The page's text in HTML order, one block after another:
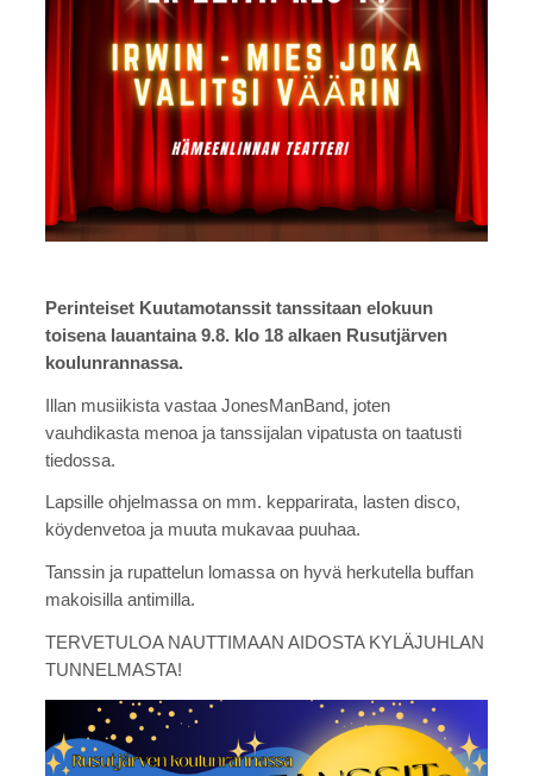
Perinteiset Kuutamotanssit tanssitaan elokuun
toisena lauantaina 9.8. klo 18 alkaen Rusutjärven
koulunrannassa.
Illan musiikista vastaa JonesManBand, joten
vauhdikasta menoa ja tanssijalan vipatusta on taatusti
tiedossa.
Lapsille ohjelmassa on mm. kepparirata, lasten disco,
köydenvetoa ja muuta mukavaa puuhaa.
Tanssin ja rupattelun lomassa on hyvä herkutella buffan
makoisilla antimilla.
TERVETULOA NAUTTIMAAN AIDOSTA KYLÄJUHLAN
TUNNELMASTA!